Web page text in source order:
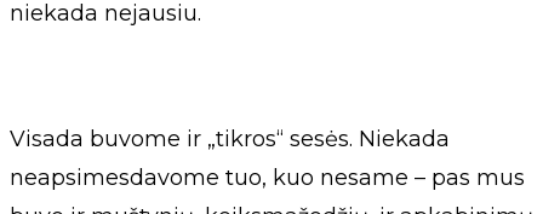
niekada nejausiu.
Visada buvome ir „tikros“ sesės. Niekada
neapsimesdavome tuo, kuo nesame – pas mus